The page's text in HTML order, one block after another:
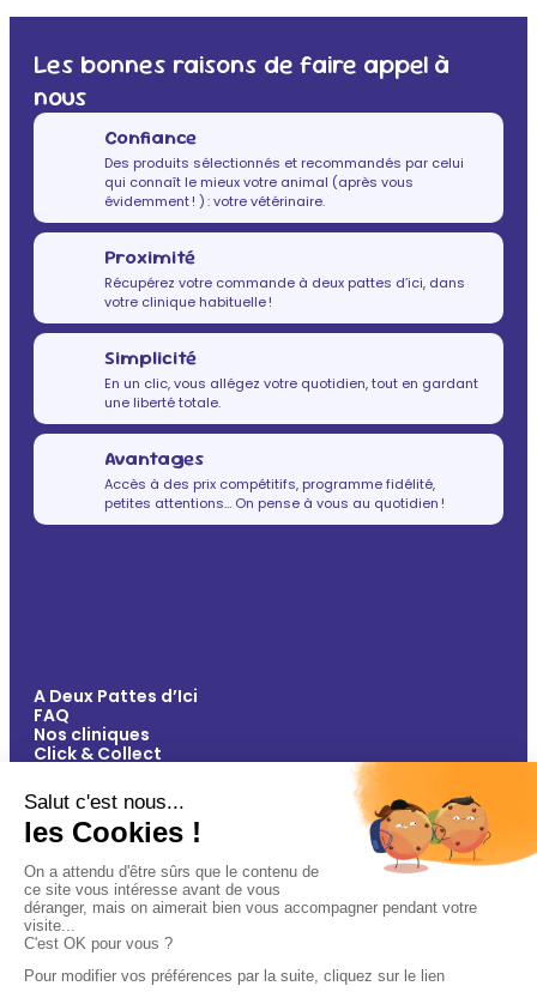
Les bonnes raisons de faire appel à
nous
Confiance
Des produits sélectionnés et recommandés par celui
qui connaît le mieux votre animal (après vous
évidemment ! ) : votre vétérinaire.
Proximité
Récupérez votre commande à deux pattes d’ici, dans
votre clinique habituelle !
Simplicité
En un clic, vous allégez votre quotidien, tout en gardant
une liberté totale.
Avantages
Accès à des prix compétitifs, programme fidélité,
petites attentions… On pense à vous au quotidien !
A Deux Pattes d’Ici
FAQ
Nos cliniques
Click & Collect
Vos avantages
Conseils
Paiement 100% sécurisé